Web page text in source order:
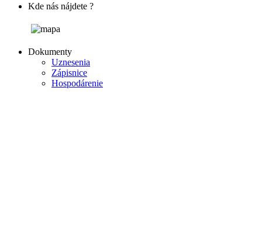
Kde nás nájdete ?
Dokumenty
Uznesenia
Zápisnice
Hospodárenie